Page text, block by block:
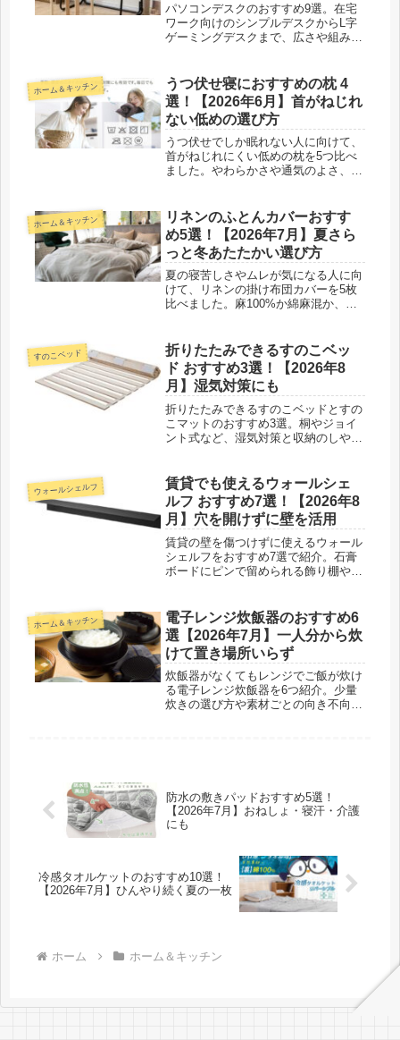
パソコンデスクのおすすめ9選。在宅
ワーク向けのシンプルデスクからL字
ゲーミングデスクまで、広さや組み立
ホーム＆キッチン
うつ伏せ寝におすすめの枕 4
選！【2026年6月】首がねじれ
ない低めの選び方
うつ伏せでしか眠れない人に向けて、
首がねじれにくい低めの枕を5つ比べ
ました。やわらかさや通気のよさ、枕
ホーム＆キッチン
リネンのふとんカバーおすす
め5選！【2026年7月】夏さら
っと冬あたたかい選び方
夏の寝苦しさやムレが気になる人に向
けて、リネンの掛け布団カバーを5枚
比べました。麻100%か綿麻混か、番
す。
すのこベッド
折りたたみできるすのこベッ
ド おすすめ3選！【2026年8
月】湿気対策にも
折りたたみできるすのこベッドとすの
こマットのおすすめ3選。桐やジョイ
ント式など、湿気対策と収納のしやす
ウォールシェルフ
賃貸でも使えるウォールシェ
ルフ おすすめ7選！【2026年8
月】穴を開けずに壁を活用
賃貸の壁を傷つけずに使えるウォール
シェルフをおすすめ7選で紹介。石膏
ボードにピンで留められる飾り棚や収
ホーム＆キッチン
電子レンジ炊飯器のおすすめ6
選【2026年7月】一人分から炊
けて置き場所いらず
炊飯器がなくてもレンジでご飯が炊け
る電子レンジ炊飯器を6つ紹介。少量
炊きの選び方や素材ごとの向き不向
防水の敷きパッドおすすめ5選！
【2026年7月】おねしょ・寝汗・介護
にも
冷感タオルケットのおすすめ10選！
【2026年7月】ひんやり続く夏の一枚
ホーム ホーム＆キッチン